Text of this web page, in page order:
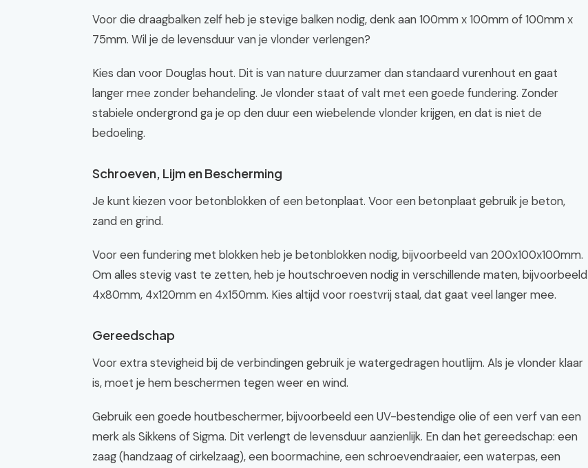
Voor die draagbalken zelf heb je stevige balken nodig, denk aan 100mm x 100mm of 100mm x
75mm. Wil je de levensduur van je vlonder verlengen?
Kies dan voor Douglas hout. Dit is van nature duurzamer dan standaard vurenhout en gaat
langer mee zonder behandeling. Je vlonder staat of valt met een goede fundering. Zonder
stabiele ondergrond ga je op den duur een wiebelende vlonder krijgen, en dat is niet de
bedoeling.
Schroeven, Lijm en Bescherming
Je kunt kiezen voor betonblokken of een betonplaat. Voor een betonplaat gebruik je beton,
zand en grind.
Voor een fundering met blokken heb je betonblokken nodig, bijvoorbeeld van 200x100x100mm.
Om alles stevig vast te zetten, heb je houtschroeven nodig in verschillende maten, bijvoorbeeld
4x80mm, 4x120mm en 4x150mm. Kies altijd voor roestvrij staal, dat gaat veel langer mee.
Gereedschap
Voor extra stevigheid bij de verbindingen gebruik je watergedragen houtlijm. Als je vlonder klaar
is, moet je hem beschermen tegen weer en wind.
Gebruik een goede houtbeschermer, bijvoorbeeld een UV-bestendige olie of een verf van een
merk als Sikkens of Sigma. Dit verlengt de levensduur aanzienlijk. En dan het gereedschap: een
zaag (handzaag of cirkelzaag), een boormachine, een schroevendraaier, een waterpas, een